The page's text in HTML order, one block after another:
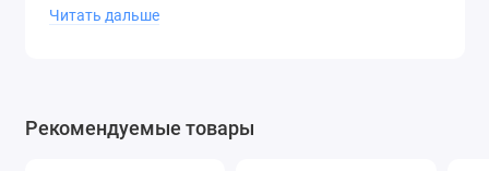
динамику и смелость дизайнерской мысли.
только для эпатажа. Внутри скрывается двойная
Читать дальше
Рекомендуемые товары